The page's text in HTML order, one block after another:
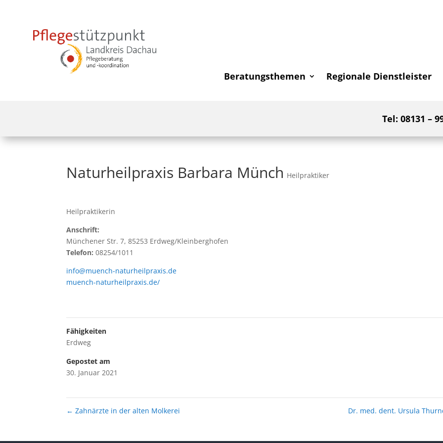
Beratungsthemen Regionale Dienstleister
Tel: 08131 –
Naturheilpraxis Barbara Münch Heilpraktiker
Heilpraktikerin
Anschrift:
Münchener Str. 7, 85253 Erdweg/Kleinberghofen
Telefon: 08254/1011
info@muench-naturheilpraxis.de
muench-naturheilpraxis.de/
Fähigkeiten
Erdweg
Gepostet am
30. Januar 2021
← Zahnärzte in der alten Molkerei Dr. med. dent. Ursula